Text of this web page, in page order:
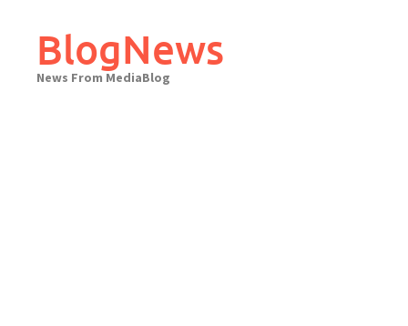
contentBlogNews
News From MediaBlog